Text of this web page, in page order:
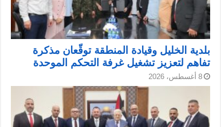
بلدية الخليل وقيادة المنطقة توقّعان مذكرة
تفاهم لتعزيز تشغيل غرفة التحكم الموحدة
8 أغسطس، 2026